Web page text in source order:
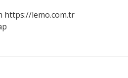
https://lemo.com.tr